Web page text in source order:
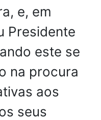
e, em
Presidente
este se
na procura
aos
seus